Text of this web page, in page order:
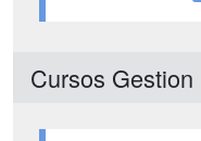
Cursos